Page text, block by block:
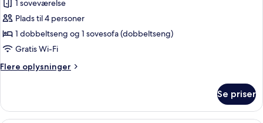
af
Deluxe-
værelse
-
dobbeltseng
1 soveværelse
Plads til 4 personer
1 dobbeltseng og 1 sovesofa (dobbeltseng)
Gratis Wi-Fi
Flere oplysninger
Flere
værelse
Se priser